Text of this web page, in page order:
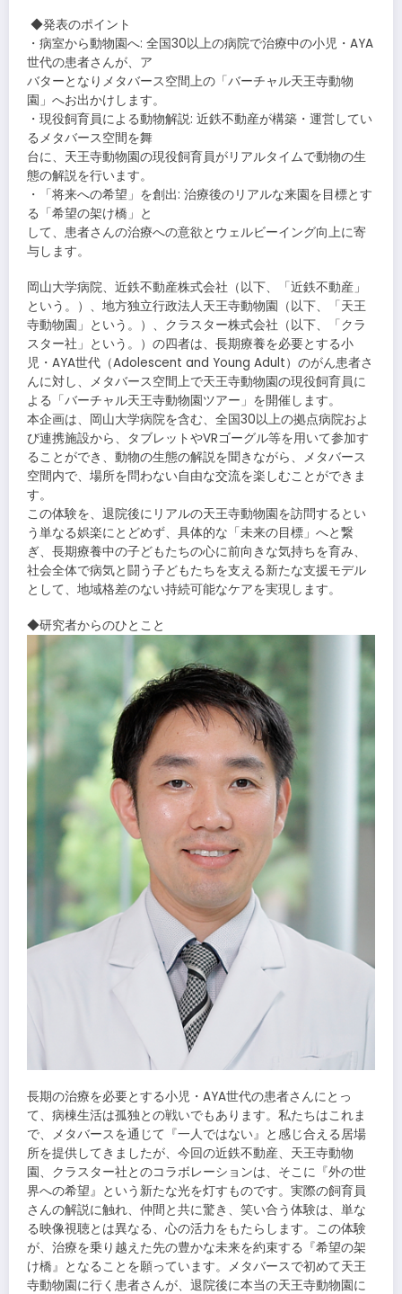
​◆発表のポイント
・病室から動物園へ: 全国30以上の病院で治療中の小児・AYA
世代の患者さんが、ア
バターとなりメタバース空間上の「バーチャル天王寺動物
園」へお出かけします。
・現役飼育員による動物解説: 近鉄不動産が構築・運営してい
るメタバース空間を舞
台に、天王寺動物園の現役飼育員がリアルタイムで動物の生
態の解説を行います。
・「将来への希望」を創出: 治療後のリアルな来園を目標とす
る「希望の架け橋」と
して、患者さんの治療への意欲とウェルビーイング向上に寄
与します。
岡山大学病院、近鉄不動産株式会社（以下、「近鉄不動産」
という。）、地方独立行政法人天王寺動物園（以下、「天王
寺動物園」という。）、クラスター株式会社（以下、「クラ
スター社」という。）の四者は、長期療養を必要とする小
児・AYA世代（Adolescent and Young Adult）のがん患者さ
んに対し、メタバース空間上で天王寺動物園の現役飼育員に
よる「バーチャル天王寺動物園ツアー」を開催します。
本企画は、岡山大学病院を含む、全国30以上の拠点病院およ
び連携施設から、タブレットやVRゴーグル等を用いて参加す
ることができ、動物の生態の解説を聞きながら、メタバース
空間内で、場所を問わない自由な交流を楽しむことができま
す。
この体験を、退院後にリアルの天王寺動物園を訪問するとい
う単なる娯楽にとどめず、具体的な「未来の目標」へと繋
ぎ、長期療養中の子どもたちの心に前向きな気持ちを育み、
社会全体で病気と闘う子どもたちを支える新たな支援モデル
として、地域格差のない持続可能なケアを実現します。
◆研究者からのひとこと
長期の治療を必要とする小児・AYA世代の患者さんにとっ
て、病棟生活は孤独との戦いでもあります。私たちはこれま
で、メタバースを通じて『一人ではない』と感じ合える居場
所を提供してきましたが、今回の近鉄不動産、天王寺動物
園、クラスター社とのコラボレーションは、そこに『外の世
界への希望』という新たな光を灯すものです。実際の飼育員
さんの解説に触れ、仲間と共に驚き、笑い合う体験は、単な
る映像視聴とは異なる、心の活力をもたらします。この体験
が、治療を乗り越えた先の豊かな未来を約束する『希望の架
け橋』となることを願っています。メタバースで初めて天王
寺動物園に行く患者さんが、退院後に本当の天王寺動物園に